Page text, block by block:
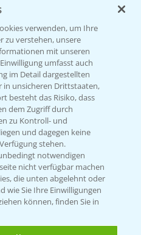
564 1
uns
verwenden, um Ihre
zu verstehen, unsere
mit unseren
umfasst auch
im Detail dargestellten
in unsicheren Drittstaaten,
besteht das Risiko, dass
dem Zugriff durch
zu Kontroll- und
und dagegen keine
stehen.
notwendigen
nicht verfügbar machen
die unten abgelehnt oder
wie Sie Ihre Einwilligungen
können, finden Sie in